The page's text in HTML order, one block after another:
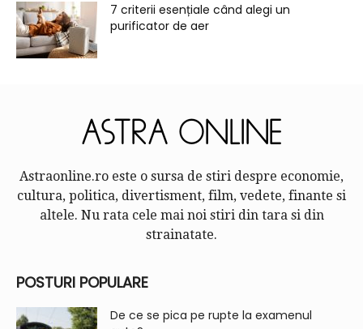
7 criterii esențiale când alegi un
purificator de aer
Astraonline.ro este o sursa de stiri despre economie,
cultura, politica, divertisment, film, vedete, finante si
altele. Nu rata cele mai noi stiri din tara si din
strainatate.
POSTURI POPULARE
De ce se pica pe rupte la examenul